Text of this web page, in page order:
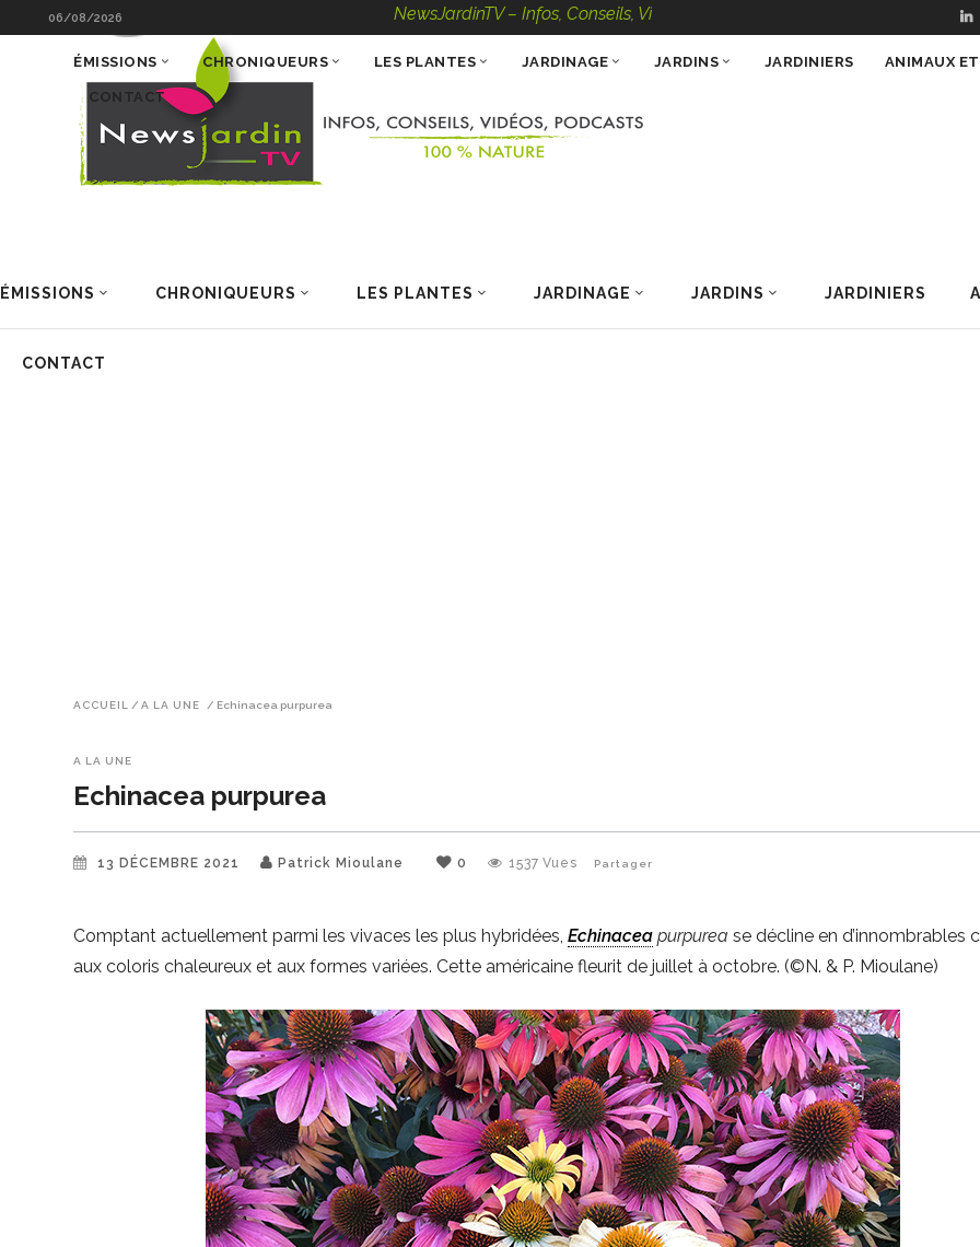
06/08/2026 NewsJardinTV – Infos, Conseils, Vidéos, Podcasts – 100 % Nature
ÉMISSIONS CHRONIQUEURS LES PLANTES JARDINAGE JARDINS JARDINIERS
CONTACT
ÉMISSIONS CHRONIQUEURS LES PLANTES JARDINAGE JARDINS JARDINIERS ANIMAUX
CONTACT
ACCUEIL / A LA UNE / Echinacea purpurea
A LA UNE
Echinacea purpurea
13 DÉCEMBRE 2021 Patrick Mioulane 0 1537 Vues Partager
Comptant actuellement parmi les vivaces les plus hybridées,Echinacea purpurea se décline en d’innombrables
aux coloris chaleureux et aux formes variées. Cette américaine fleurit de juillet à octobre. (©N. & P. Mioulane)